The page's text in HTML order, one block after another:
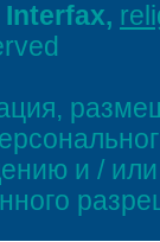
Interfax,
и /